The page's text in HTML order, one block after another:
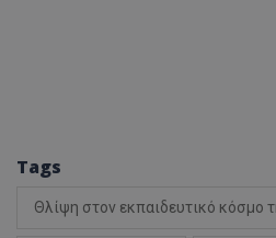
Tags
Θλίψη στον εκπαιδευτικό κόσμο